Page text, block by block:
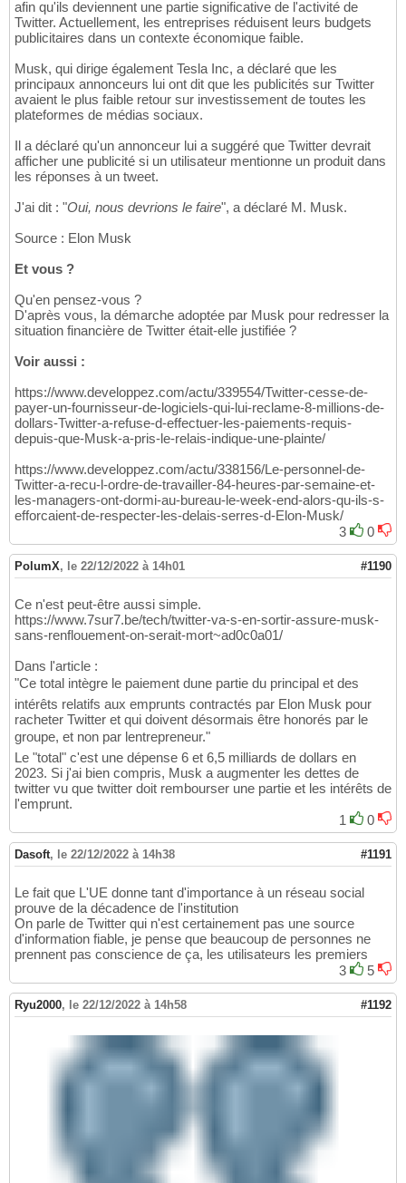
afin qu'ils deviennent une partie significative de l'activité de
Twitter. Actuellement, les entreprises réduisent leurs budgets
publicitaires dans un contexte économique faible.
Musk, qui dirige également Tesla Inc, a déclaré que les
principaux annonceurs lui ont dit que les publicités sur Twitter
avaient le plus faible retour sur investissement de toutes les
plateformes de médias sociaux.
Il a déclaré qu'un annonceur lui a suggéré que Twitter devrait
afficher une publicité si un utilisateur mentionne un produit dans
les réponses à un tweet.
J'ai dit : "Oui, nous devrions le faire", a déclaré M. Musk.
Source : Elon Musk
Et vous ?
Qu'en pensez-vous ?
D'après vous, la démarche adoptée par Musk pour redresser la
situation financière de Twitter était-elle justifiée ?
Voir aussi :
https://www.developpez.com/actu/339554/Twitter-cesse-de-
payer-un-fournisseur-de-logiciels-qui-lui-reclame-8-millions-de-
dollars-Twitter-a-refuse-d-effectuer-les-paiements-requis-
depuis-que-Musk-a-pris-le-relais-indique-une-plainte/
https://www.developpez.com/actu/338156/Le-personnel-de-
Twitter-a-recu-l-ordre-de-travailler-84-heures-par-semaine-et-
les-managers-ont-dormi-au-bureau-le-week-end-alors-qu-ils-s-
efforcaient-de-respecter-les-delais-serres-d-Elon-Musk/
3
0
PolumX, le 22/12/2022 à 14h01 #1190
Ce n'est peut-être aussi simple.
https://www.7sur7.be/tech/twitter-va-s-en-sortir-assure-musk-
sans-renflouement-on-serait-mort~ad0c0a01/
Dans l'article :
"Ce total intègre le paiement dune partie du principal et des
intérêts relatifs aux emprunts contractés par Elon Musk pour
racheter Twitter et qui doivent désormais être honorés par le
groupe, et non par lentrepreneur."
Le "total" c'est une dépense 6 et 6,5 milliards de dollars en
2023. Si j'ai bien compris, Musk a augmenter les dettes de
twitter vu que twitter doit rembourser une partie et les intérêts de
l'emprunt.
1
0
Dasoft, le 22/12/2022 à 14h38 #1191
Le fait que L'UE donne tant d'importance à un réseau social
prouve de la décadence de l'institution
On parle de Twitter qui n'est certainement pas une source
d'information fiable, je pense que beaucoup de personnes ne
prennent pas conscience de ça, les utilisateurs les premiers
3
5
Ryu2000, le 22/12/2022 à 14h58 #1192